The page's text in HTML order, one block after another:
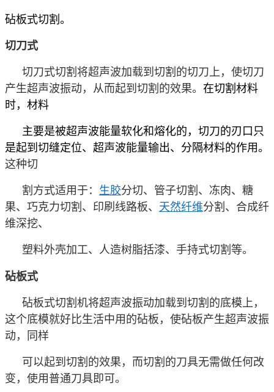
砧板式切割。
切刀式
切刀式切割将超声波加载到切割的切刀上，使切刀
产生超声波振动，从而起到切割的效果。 在切割材料
时，材料
主要是被超声波能量软化和熔化的，切刀的刃口只
是起到切缝定位、超声波能量输出、分隔材料的作用。
这种切
割方式适用于： 生胶分切、管子切割、冻肉、糖
果、巧克力切割、印刷线路板、 天然纤维分割、合成纤
维深挖、
塑料外壳加工、人造树脂括漆、手持式切割等。
砧板式
砧板式切割机将超声波振动加载到切割的底模上，
这个底模就好比生活中用的砧板，使砧板产生超声波振
动，同样
可以起到切割的效果，而切割的刀具无需做任何改
变，使用普通刀具即可。